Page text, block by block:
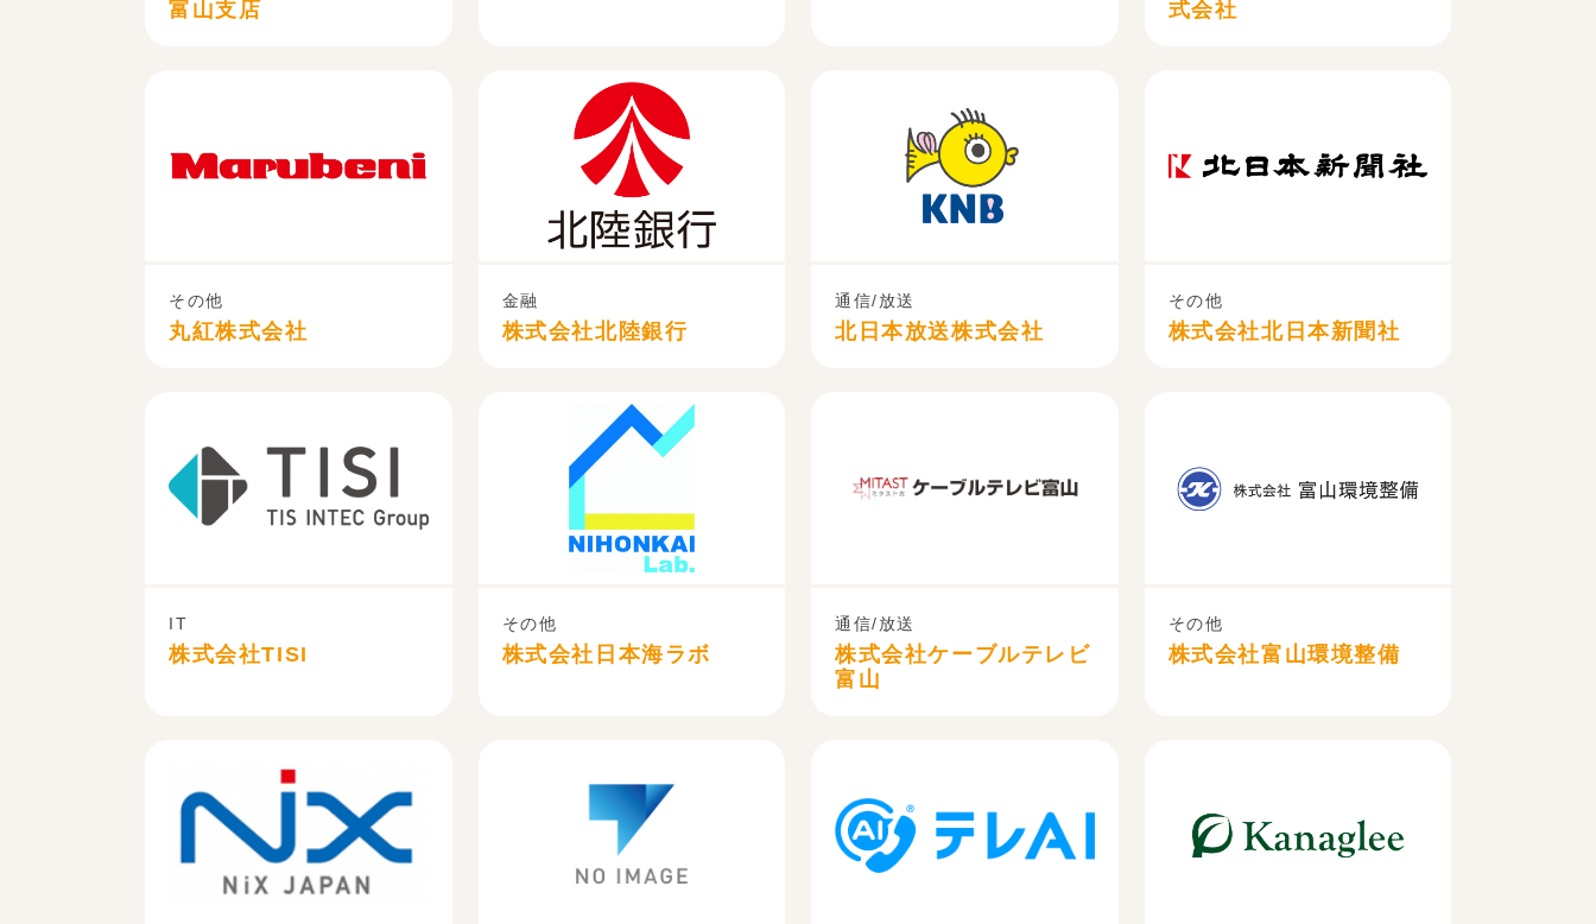
富山支店
式会社
その他
丸紅株式会社
金融
株式会社北陸銀行
通信/放送
北日本放送株式会社
その他
株式会社北日本新聞社
IT
株式会社TISI
その他
株式会社日本海ラボ
通信/放送
株式会社ケーブルテレビ
富山
その他
株式会社富山環境整備